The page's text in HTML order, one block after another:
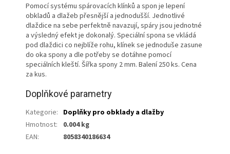
Pomocí systému spárovacích klínků a spon je lepení
obkladů a dlažeb přesnější a jednodušší. Jednotlivé
dlaždice na sebe perfektně navazují, spáry jsou jednotné
a výsledný efekt je dokonalý. Speciální spona se vkládá
pod dlaždici co nejblíže rohu, klínek se jednoduše zasune
do oka spony a dle potřeby se dotáhne pomocí
speciálních kleští. Šířka spony 2 mm. Balení 250 ks. Cena
za kus.
Doplňkové parametry
Kategorie: Doplňky pro obklady a dlažby
Hmotnost:
0.004 kg
EAN: 8058340186634